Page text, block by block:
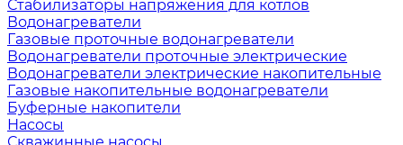
Стабилизаторы напряжения для котлов
Водонагреватели
Газовые проточные водонагреватели
Водонагреватели проточные электрические
Водонагреватели электрические накопительные
Газовые накопительные водонагреватели
Буферные накопители
Насосы